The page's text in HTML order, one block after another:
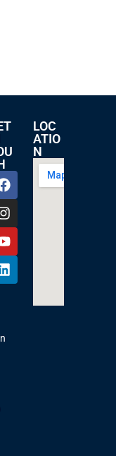
LOC
ATIO
N